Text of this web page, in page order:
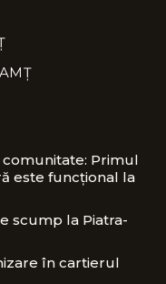
Primul
este funcțional la
scump la Piatra-
în cartierul